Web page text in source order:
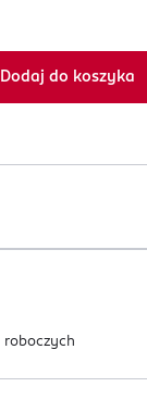
Dodaj do koszyka
roboczych